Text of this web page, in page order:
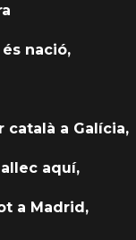
nació,
català a Galícia,
aquí,
a Madrid,